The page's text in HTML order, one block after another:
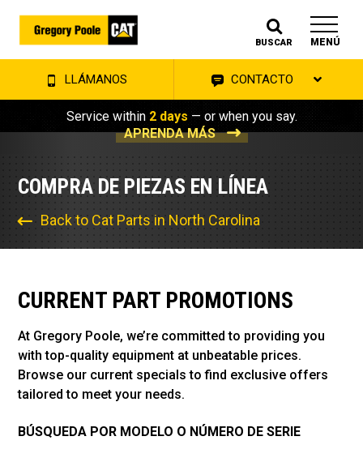
BUSCAR MENÚ
LLÁMANOS CONTACTO
Service within 2 days — or when you say.
APRENDA MÁS
COMPRA DE PIEZAS EN LÍNEA
Back to Cat Parts in North Carolina
CURRENT PART PROMOTIONS
At Gregory Poole, we’re committed to providing you
with top-quality equipment at unbeatable prices.
Browse our current specials to find exclusive offers
tailored to meet your needs.
BÚSQUEDA POR MODELO O NÚMERO DE SERIE